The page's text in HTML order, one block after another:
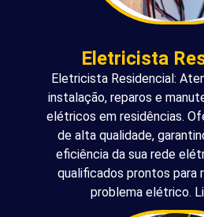
Eletricista
Eletricista Residencial:
instalação, reparos e
elétricos em residências.
de alta qualidade,
eficiência da sua rede
qualificados prontos para
problema elétrico.